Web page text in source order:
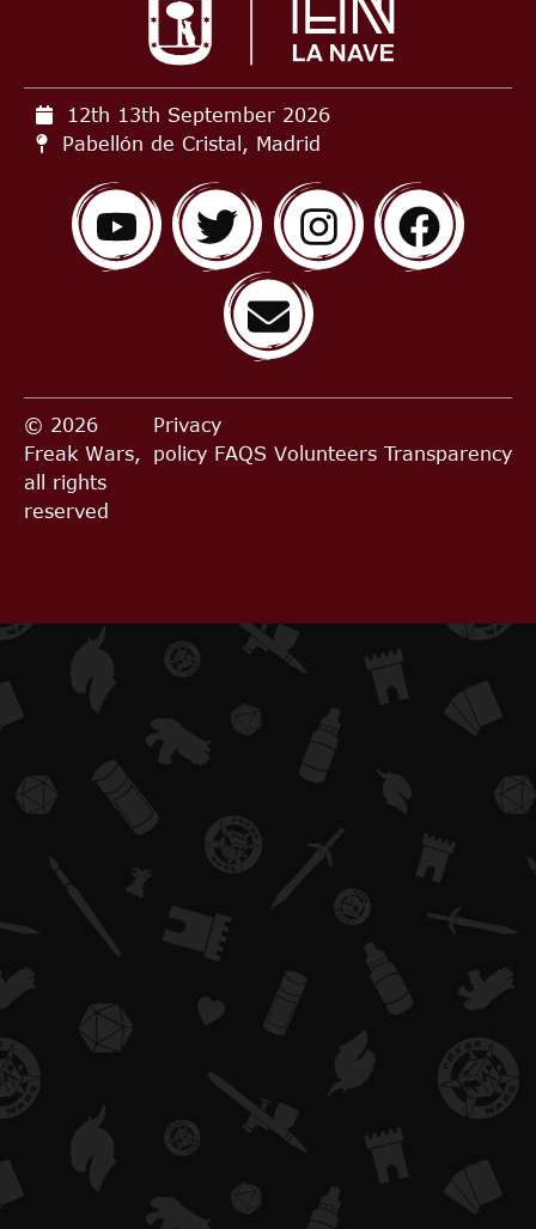
12th 13th September 2026
Pabellón de Cristal, Madrid
© 2026
Freak Wars,
all rights
reserved
Privacy
policy FAQS Volunteers Transparency